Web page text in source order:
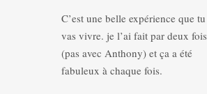
C’est une belle expérience que tu
vas vivre. je l’ai fait par deux fois
(pas avec Anthony) et ça a été
fabuleux à chaque fois.